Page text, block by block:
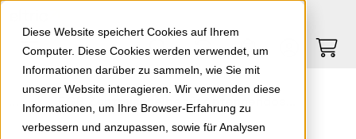
Diese Website speichert Cookies auf Ihrem
Computer. Diese Cookies werden verwendet, um
Informationen darüber zu sammeln, wie Sie mit
unserer Website interagieren. Wir verwenden diese
Informationen, um Ihre Browser-Erfahrung zu
verbessern und anzupassen, sowie für Analysen
Springe zu Hauptinhalt Springe zum Footer
0